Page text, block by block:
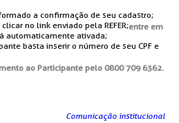
a confirmação de seu cadastro;
no link enviado pela REFER;
automaticamente ativada;
basta inserir o número de seu CPF e
entre em
ao Participante pelo 0800 709 6362.
Comunicação institucional